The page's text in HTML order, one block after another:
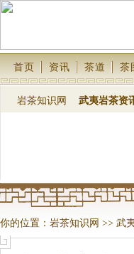
首页 资讯 茶道 茶
岩茶知识网 武夷岩茶资
你的位置： 岩茶知识网 >> 武